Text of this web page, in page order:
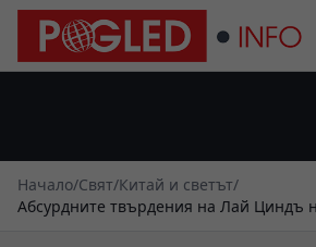
Начало/Свят/Китай и светът/
Абсурдните твърдения на Лай Циндъ